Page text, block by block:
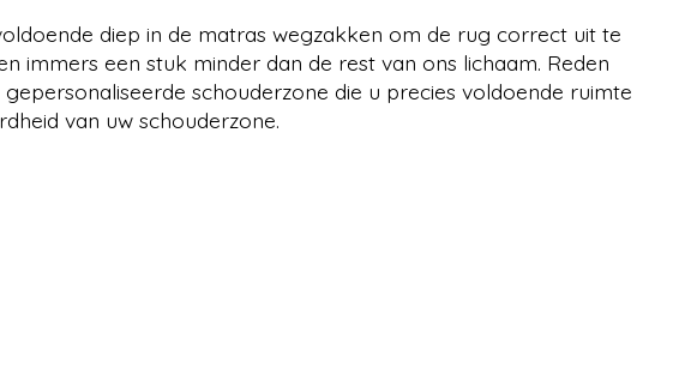
diep in de matras wegzakken om de rug correct uit te
immers een stuk minder dan de rest van ons lichaam. Reden
schouderzone die u precies voldoende ruimte
van uw schouderzone.